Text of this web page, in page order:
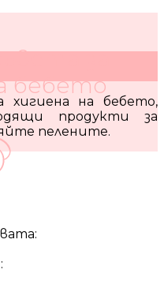
за
бебето
хигиена на бебето,
продукти за
пелените.